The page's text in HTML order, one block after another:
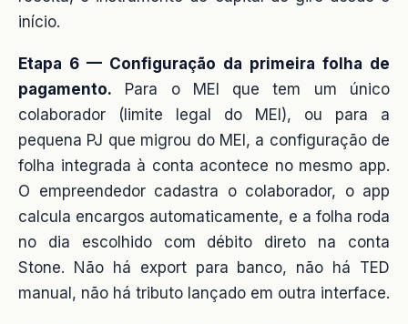
início.
Etapa 6 — Configuração da primeira folha de
pagamento. Para o MEI que tem um único
colaborador (limite legal do MEI), ou para a
pequena PJ que migrou do MEI, a configuração de
folha integrada à conta acontece no mesmo app.
O empreendedor cadastra o colaborador, o app
calcula encargos automaticamente, e a folha roda
no dia escolhido com débito direto na conta
Stone. Não há export para banco, não há TED
manual, não há tributo lançado em outra interface.